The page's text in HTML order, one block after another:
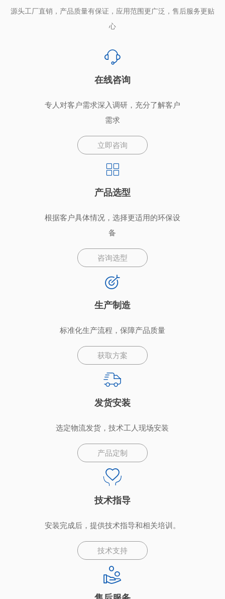
源头工厂直销，产品质量有保证，应用范围更广泛，售后服务更贴
心
在线咨询
专人对客户需求深入调研，充分了解客户
需求
立即咨询
产品选型
根据客户具体情况，选择更适用的环保设
备
咨询选型
生产制造
标准化生产流程，保障产品质量
获取方案
发货安装
选定物流发货，技术工人现场安装
产品定制
技术指导
安装完成后，提供技术指导和相关培训。
技术支持